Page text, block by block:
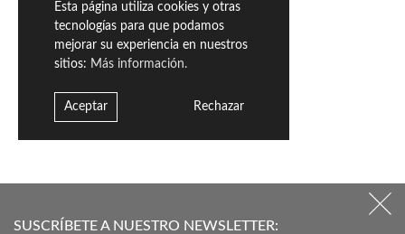
SUSCRÍBETE A NUESTRO NEWSLETTER:
Esta página utiliza cookies y otras
tecnologías para que podamos
mejorar su experiencia en nuestros
sitios: Más información.
Aceptar Rechazar